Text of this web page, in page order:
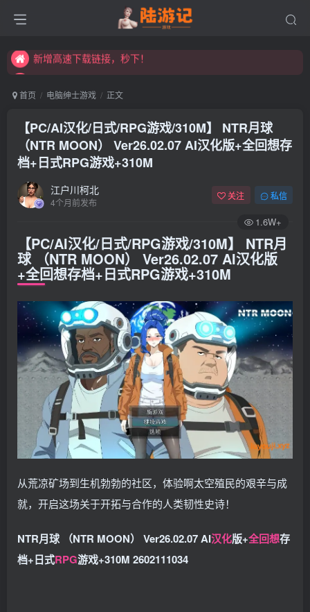
永久发布页，点此打开：https://xibeimenchuixue.github.io/fabuye/
永久发布页，点此打开：https://xibeimenchuixue.github.io/fabuye/
首页 电脑绅士游戏 正文
【PC/AI汉化/日式/RPG游戏/310M】 NTR月球
（NTR MOON） Ver26.02.07 AI汉化版+全回想存
档+日式RPG游戏+310M
江户川柯北
4个月前发布
关注 私信
1.6W+
【PC/AI汉化/日式/RPG游戏/310M】 NTR月
球 （NTR MOON） Ver26.02.07 AI汉化版
+全回想存档+日式RPG游戏+310M
从荒凉矿场到生机勃勃的社区，体验啊太空殖民的艰辛与成
就，开启这场关于开拓与合作的人类韧性史诗！
NTR月球 （NTR MOON） Ver26.02.07 AI汉化版+全回想存
档+日式RPG游戏+310M 2602111034